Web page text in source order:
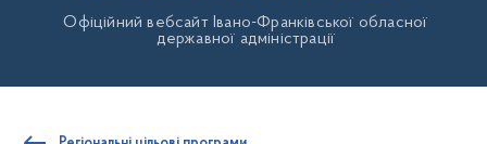
Офіційний вебсайт Івано-Франківської обласної
державної адміністрації